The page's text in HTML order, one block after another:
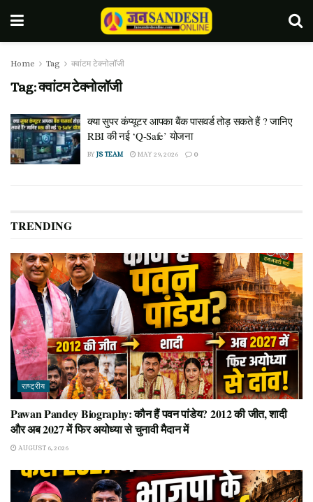
Home Tag क्वांटम टेक्नोलॉजी
Tag:क्वांटम टेक्नोलॉजी
क्या सुपर कंप्यूटर आपका बैंक पासवर्ड तोड़ सकते हैं ? जानिए
RBI की नई ‘Q-Safe’ योजना
BYJS TEAM MAY 29, 2026 0
TRENDING
राष्ट्रीय
Pawan Pandey Biography: कौन हैं पवन पांडेय? 2012 की जीत, शादी
और अब 2027 में फिर अयोध्या से चुनावी मैदान में
AUGUST 6, 2026